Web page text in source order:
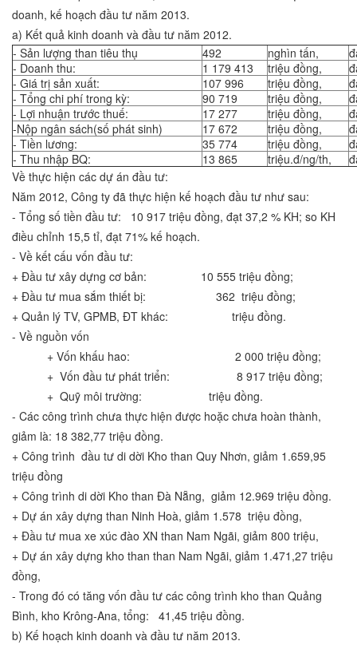
doanh, kế hoạch đầu tư năm 2013.
a) Kết quả kinh doanh và đầu tư năm 2012.
- Sản lượng than tiêu thụ
492 nghìn tấn,
- Doanh thu:
1 179 413 triệu đồng,
- Giá trị sản xuất:
107 996 triệu đồng,
- Tổng chi phí trong kỳ:
90 719 triệu đồng,
- Lợi nhuận trước thuế:
17 277 triệu đồng,
-Nộp ngân sách(số phát sinh)
17 672 triệu đồng,
- Tiền lương:
35 774 triệu đồng,
- Thu nhập BQ:
13 865 triệu.đ/ng/th,
Về thực hiện các dự án đầu tư:
Năm 2012, Công ty đã thực hiện kế hoạch đầu tư như sau:
- Tổng số tiền đầu tư: 10 917 triệu đồng, đạt 37,2 % KH; so KH
điều chỉnh 15,5 tỉ, đạt 71% kế hoạch.
- Về kết cấu vốn đầu tư:
+ Đầu tư xây dựng cơ bản: 10 555 triệu đồng;
+ Đầu tư mua sắm thiết bị: 362 triệu đồng;
+ Quản lý TV, GPMB, ĐT khác: triệu đồng.
- Về nguồn vốn
+ Vốn khấu hao: 2 000 triệu đồng;
+ Vốn đầu tư phát triển: 8 917 triệu đồng;
+ Quỹ môi trường: triệu đồng.
- Các công trình chưa thực hiện được hoặc chưa hoàn thành,
giảm là: 18 382,77 triệu đồng.
+ Công trình đầu tư di dời Kho than Quy Nhơn, giảm 1.659,95
triệu đồng
+ Công trình di dời Kho than Đà Nẵng, giảm 12.969 triệu đồng.
+ Dự án xây dựng than Ninh Hoà, giảm 1.578 triệu đồng,
+ Đầu tư mua xe xúc đào XN than Nam Ngãi, giảm 800 triệu,
+ Dự án xây dựng kho than than Nam Ngãi, giảm 1.471,27 triệu
đồng,
- Trong đó có tăng vốn đầu tư các công trình kho than Quảng
Bình, kho Krông-Ana, tổng: 41,45 triệu đồng.
b) Kế hoạch kinh doanh và đầu tư năm 2013.